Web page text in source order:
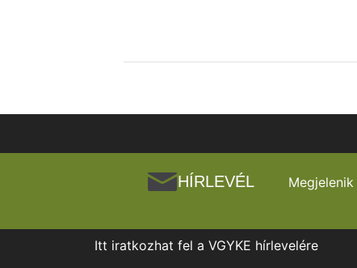
HÍRLEVÉL
Itt iratkozhat fel a VGYKE hírlevelére